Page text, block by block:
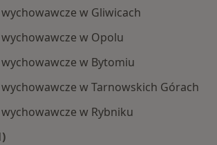
w Gliwicach
w Opolu
w Bytomiu
w Tarnowskich Górach
w Rybniku